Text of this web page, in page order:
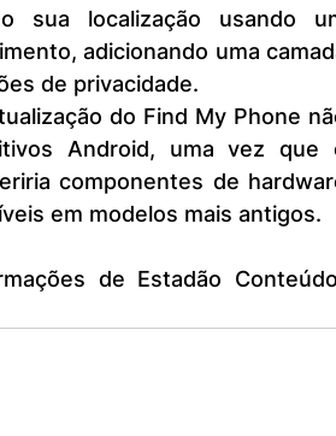
sua localização usando
adicionando uma
de privacidade.
Android, uma vez que
componentes de
em modelos mais antigos.
de Estadão